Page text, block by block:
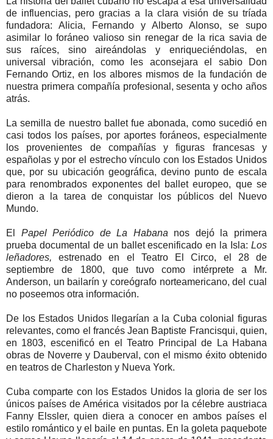
de influencias, pero gracias a la clara visión de su tríada
fundadora: Alicia, Fernando y Alberto Alonso, se supo
asimilar lo foráneo valioso sin renegar de la rica savia de
sus raíces, sino aireándolas y enriqueciéndolas, en
universal vibración, como les aconsejara el sabio Don
Fernando Ortiz, en los albores mismos de la fundación de
nuestra primera compañía profesional, sesenta y ocho años
atrás.
La semilla de nuestro ballet fue abonada, como sucedió en
casi todos los países, por aportes foráneos, especialmente
los provenientes de compañías y figuras francesas y
españolas y por el estrecho vínculo con los Estados Unidos
que, por su ubicación geográfica, devino punto de escala
para renombrados exponentes del ballet europeo, que se
dieron a la tarea de conquistar los públicos del Nuevo
Mundo.
El Papel Periódico de La Habana nos dejó la primera
prueba documental de un ballet escenificado en la Isla: Los
leñadores, estrenado en el Teatro El Circo, el 28 de
septiembre de 1800, que tuvo como intérprete a Mr.
Anderson, un bailarín y coreógrafo norteamericano, del cual
no poseemos otra información.
De los Estados Unidos llegarían a la Cuba colonial figuras
relevantes, como el francés Jean Baptiste Francisqui, quien,
en 1803, escenificó en el Teatro Principal de La Habana
obras de Noverre y Dauberval, con el mismo éxito obtenido
en teatros de Charleston y Nueva York.
Cuba comparte con los Estados Unidos la gloria de ser los
únicos países de América visitados por la célebre austriaca
Fanny Elssler, quien diera a conocer en ambos países el
estilo romántico y el baile en puntas. En la goleta paquebote